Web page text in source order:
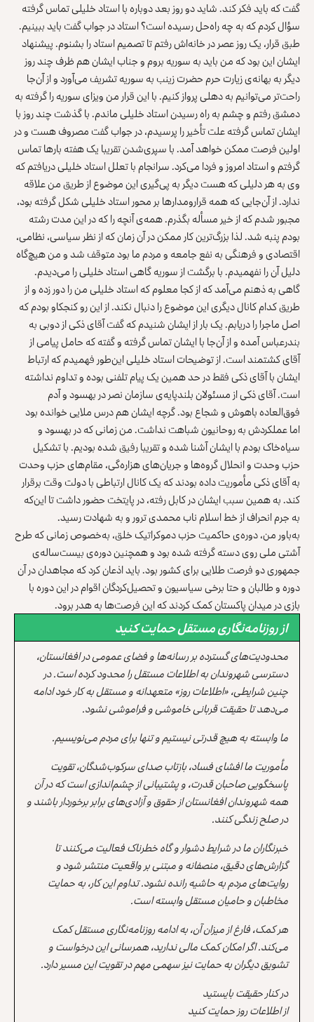
گفت که باید فکر کند. شاید دو روز بعد دوباره با استاد خلیلی تماس گرفته
سؤال کردم که به چه راه‌حل رسیده است؟ استاد در جواب گفت باید ببینیم.
طبق قرار، یک روز عصر در خانه‌اش رفتم تا تصمیم استاد را بشنوم. پیشنهاد
ایشان این بود که من باید به سوریه بروم و جناب ایشان هم ظرف چند روز
دیگر به بهانه‌ی زیارت حرم حضرت زینب به سوریه تشریف می‌آورد و از آن‌جا
راحت‌تر می‌توانیم به دهلی پرواز کنیم. با این قرار من ویزای سوریه را گرفته به
دمشق رفتم و چشم به راه رسیدن استاد خلیلی ماندم. با گذشت چند روز با
ایشان تماس گرفته علت تأخیر را پرسیدم، در جواب گفت مصروف هست و در
اولین فرصت ممکن خواهد آمد. با سپری‌شدن تقریبا یک هفته بارها تماس
گرفتم و استاد امروز و فردا می‌کرد. سرانجام با تعلل استاد خلیلی دریافتم که
وی به هر دلیلی که هست دیگر به پی‌گیری این موضوع از طریق من علاقه
ندارد. از آن‌جایی که همه قرارومدارها بر محور استاد خلیلی شکل گرفته بود،
مجبور شدم که از خیر مسأله بگذرم. همه‌ی آنچه را که در این مدت رشته
بودم پنبه شد. لذا بزرگ‌ترین کار ممکن در آن زمان که از نظر سیاسی، نظامی،
اقتصادی و فرهنگی به نفع جامعه و مردم ما بود متوقف شد و من هیچ‌گاه
دلیل آن را نفهمیدم. با برگشت از سوریه گاهی استاد خلیلی را می‌دیدم.
گاهی به ذهنم می‌آمد که از کجا معلوم که استاد خلیلی من را دور زده و از
طریق کدام کانال دیگری این موضوع را دنبال نکند. از این رو کنجکاو بودم که
اصل ماجرا را دریابم. یک بار از ایشان شنیدم که گفت آقای ذکی از دوبی به
بندرعباس آمده و از آن‌جا با ایشان تماس گرفته و گفته که حامل پیامی از
آقای کشتمند است. از توضیحات استاد خلیلی این‌طور فهمیدم که ارتباط
ایشان با آقای ذکی فقط در حد همین یک پیام تلفنی بوده و تداوم نداشته
است. آقای ذکی از مسئولان بلندپایه‌ی سازمان نصر در بهسود و آدم
فوق‌العاده باهوش و شجاع بود. گرچه ایشان هم درس ملایی خوانده بود
اما عملکردش به روحانیون شباهت نداشت. من زمانی که در بهسود و
سیاه‌خاک بودم با ایشان آشنا شده و تقریبا رفیق شده بودیم. با تشکیل
حزب وحدت و انحلال گروه‌ها و جریان‌های هزاره‌گی، مقام‌های حزب وحدت
به آقای ذکی مأموریت داده بودند که یک کانال ارتباطی با دولت وقت برقرار
کند. به همین سبب ایشان در کابل رفته، در پایتخت حضور داشت تا این‌که
به جرم انحراف از خط اسلام ناب محمدی ترور و به شهادت رسید.
به‌باور من، دوره‌ی حاکمیت حزب دموکراتیک خلق، به‌خصوص زمانی که طرح
آشتی ملی روی دسته گرفته شده بود و همچنین دوره‌ی بیست‌ساله‌ی
جمهوری دو فرصت طلایی برای کشور بود. باید اذعان کرد که مجاهدان در آن
دوره و طالبان و حتا برخی سیاسیون و تحصیل‌کردگان اقوام در این دوره با
بازی در میدان پاکستان کمک کردند که این فرصت‌ها به هدر برود.
از روزنامه‌نگاری مستقل حمایت کنید
محدودیت‌های گسترده بر رسانه‌ها و فضای عمومی در افغانستان،
دسترسی شهروندان به اطلاعات مستقل را محدود کرده است. در
چنین شرایطی، «اطلاعات روز» متعهدانه و مستقل به کار خود ادامه
می‌دهد تا حقیقت قربانی خاموشی و فراموشی نشود.
ما وابسته به هیچ قدرتی نیستیم و تنها برای مردم می‌نویسیم.
مأموریت ما افشای فساد، بازتاب صدای سرکوب‌شدگان، تقویت
پاسخگویی صاحبان قدرت، و پشتیبانی از چشم‌اندازی است که در آن
همه شهروندان افغانستان از حقوق و آزادی‌های برابر برخوردار باشند و
در صلح زندگی کنند.
خبرنگاران ما در شرایط دشوار و گاه خطرناک فعالیت می‌کنند تا
گزارش‌های دقیق، منصفانه و مبتنی بر واقعیت منتشر شود و
روایت‌های مردم به حاشیه رانده نشود. تداوم این کار، به حمایت
مخاطبان و حامیان مستقل وابسته است.
هر کمک، فارغ از میزان آن، به ادامه روزنامه‌نگاری مستقل کمک
می‌کند. اگر امکان کمک مالی ندارید، همرسانی این درخواست و
تشویق دیگران به حمایت نیز سهمی مهم در تقویت این مسیر دارد.
در کنار حقیقت بایستید
از اطلاعات روز حمایت کنید